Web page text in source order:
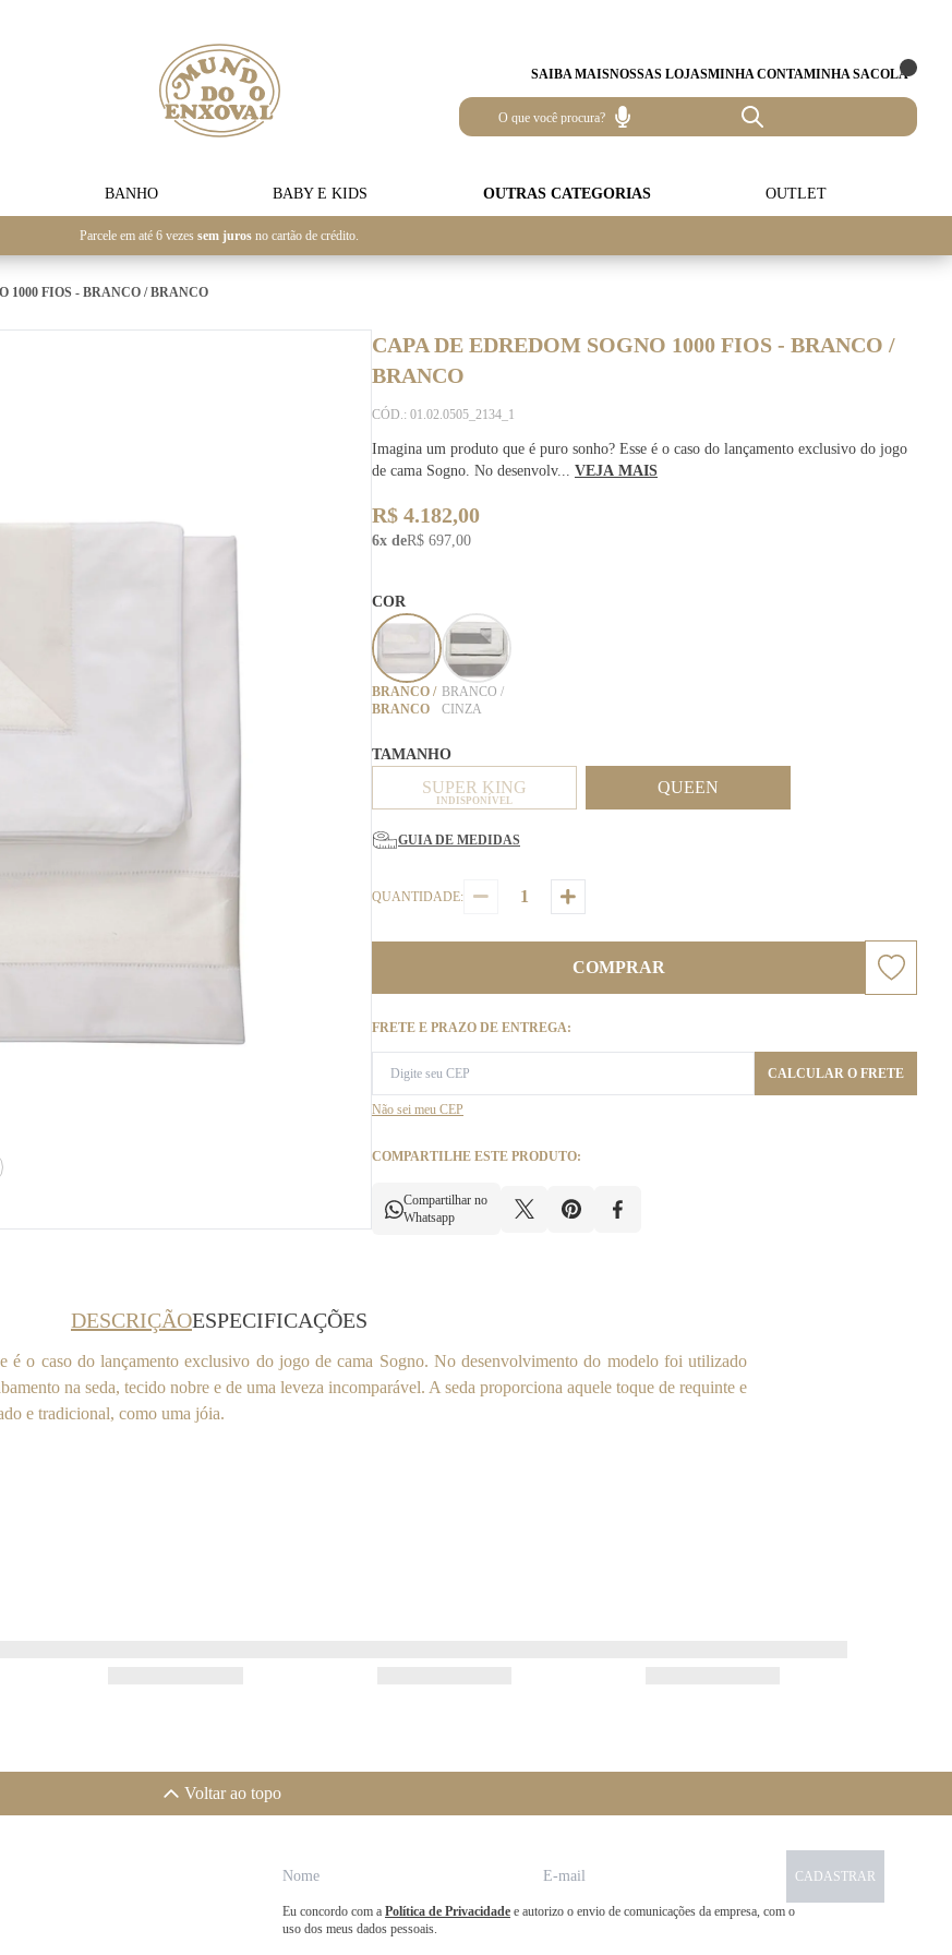
SAIBA MAISNOSSAS LOJASMINHA CONTAMINHA SACOLA
BANHO BABY E KIDS OUTRAS CATEGORIAS OUTLET
Parcele em até 6 vezes sem juros no cartão de crédito.
1000 FIOS - BRANCO / BRANCO
CAPA DE EDREDOM SOGNO 1000 FIOS - BRANCO /
BRANCO
CÓD.: 01.02.0505_2134_1
Imagina um produto que é puro sonho? Esse é o caso do lançamento exclusivo do jogo
de cama Sogno. No desenvolv... VEJA MAIS
R$ 4.182,00
6x deR$ 697,00
COR
BRANCO /
BRANCO
BRANCO /
CINZA
TAMANHO
SUPER KING
INDISPONÍVEL
QUEEN
GUIA DE MEDIDAS
QUANTIDADE:
COMPRAR
FRETE E PRAZO DE ENTREGA:
CALCULAR O FRETE
Não sei meu CEP
COMPARTILHE ESTE PRODUTO:
Compartilhar no
Whatsapp
DESCRIÇÃOESPECIFICAÇÕES
é o caso do lançamento exclusivo do jogo de cama Sogno. No desenvolvimento do modelo foi utilizado
na seda, tecido nobre e de uma leveza incomparável. A seda proporciona aquele toque de requinte e
e tradicional, como uma jóia.
Voltar ao topo
CADASTRAR
Eu concordo com a Política de Privacidade e autorizo o envio de comunicações da empresa, com o
uso dos meus dados pessoais.